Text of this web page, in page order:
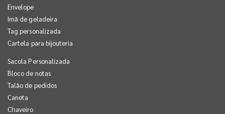
Envelope
Imã de geladeira
Tag personalizada
Cartela para bijouteria
Sacola Personalizada
Bloco de notas
Talão de pedidos
Caneta
Chaveiro